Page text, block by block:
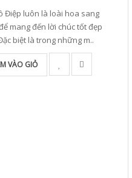
Điệp luôn là loài hoa sang
mang đến lời chúc tốt đẹp
biệt là trong những m..
VÀO GIỎ